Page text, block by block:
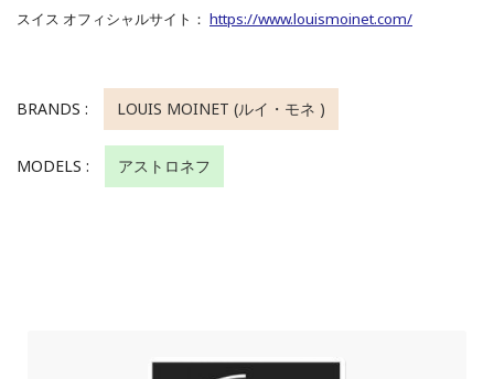
スイス オフィシャルサイト： https://www.louismoinet.com/
BRANDS : LOUIS MOINET (ルイ・モネ )
MODELS : アストロネフ